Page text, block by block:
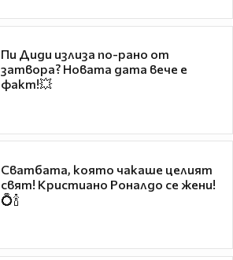
Пи Диди излиза по-рано от
затвора? Новата дата вече е
факт!💥
Сватбата, която чакаше целият
свят! Кристиано Роналдо се жени!
💍🍾